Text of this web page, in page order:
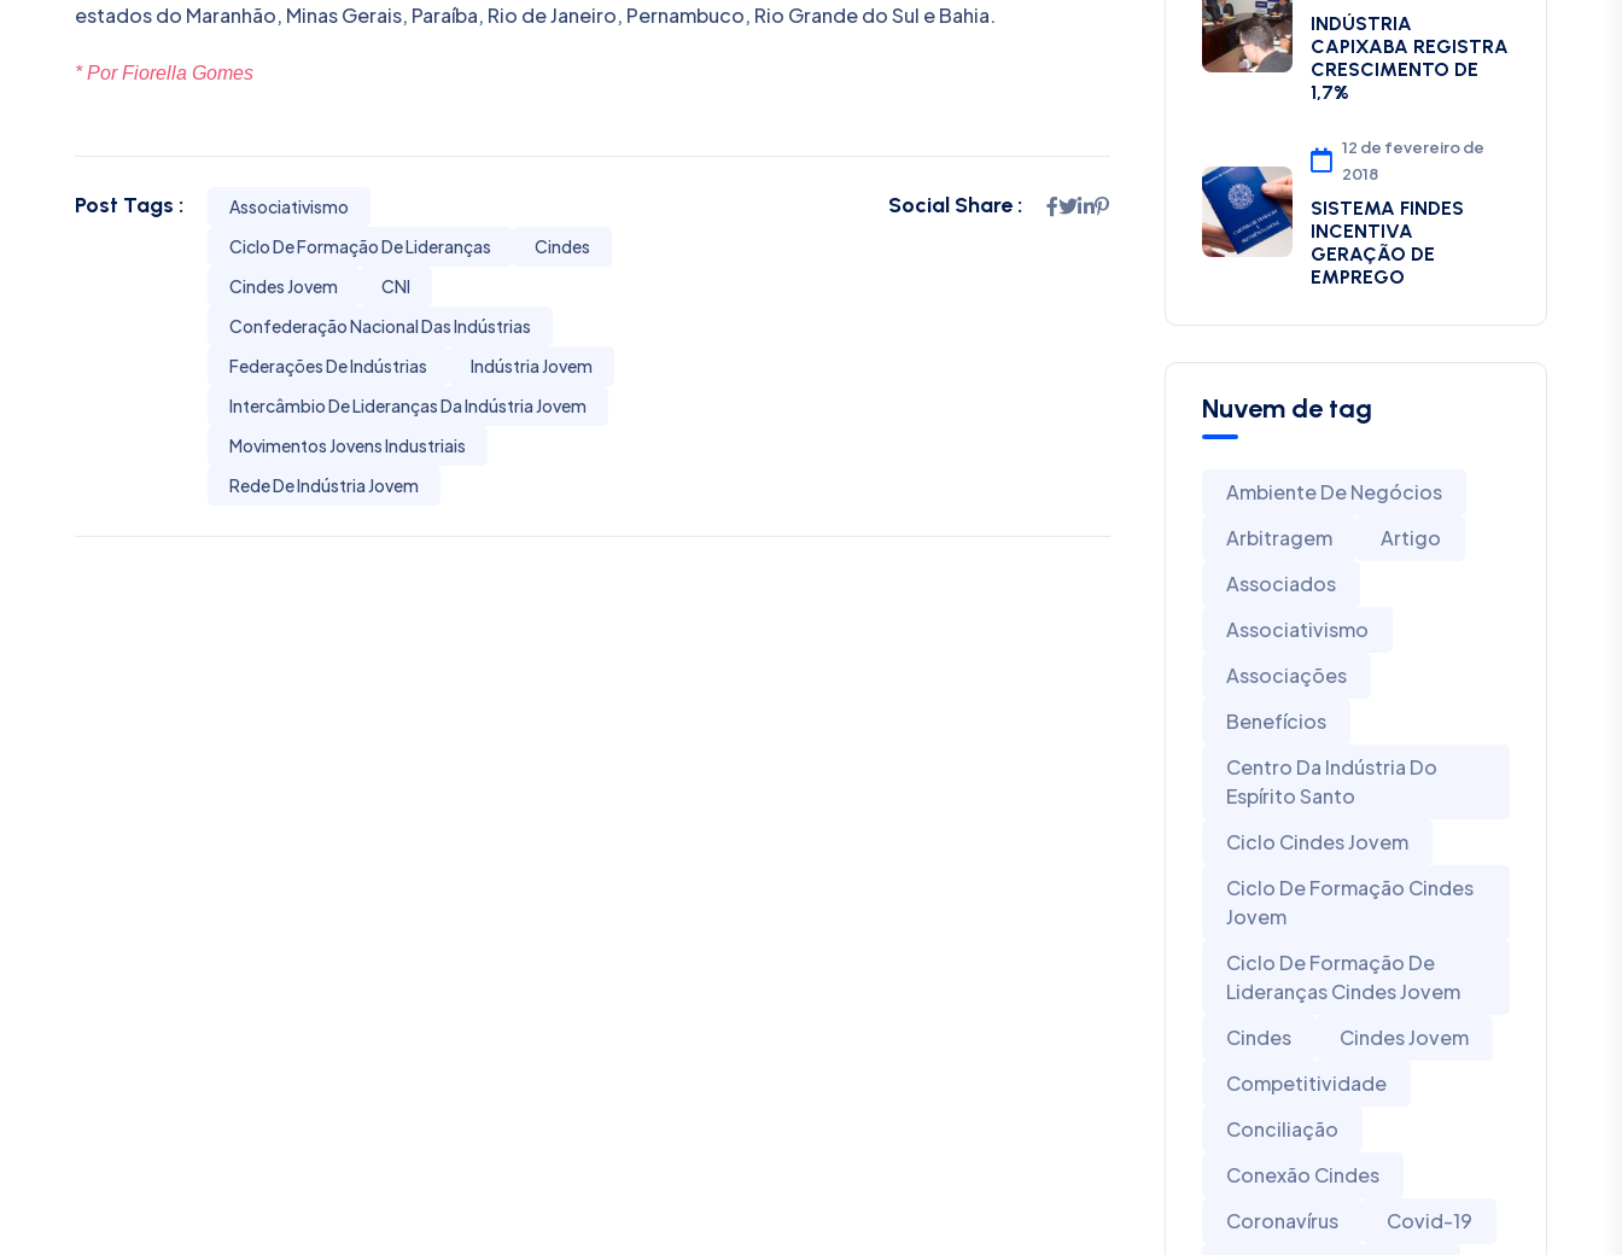
estados do Maranhão, Minas Gerais, Paraíba, Rio de Janeiro, Pernambuco, Rio Grande do Sul e Bahia.
* Por Fiorella Gomes
Post Tags :
Associativismo
Ciclo De Formação De Lideranças
Cindes
Cindes Jovem
CNI
Confederação Nacional Das Indústrias
Federações De Indústrias
Indústria Jovem
Intercâmbio De Lideranças Da Indústria Jovem
Movimentos Jovens Industriais
Rede De Indústria Jovem
Social Share :
INDÚSTRIA
CAPIXABA REGISTRA
CRESCIMENTO DE
1,7%
12 de fevereiro de
2018
SISTEMA FINDES
INCENTIVA
GERAÇÃO DE
EMPREGO
Nuvem de tag
Ambiente De Negócios
Arbitragem
Artigo
Associados
Associativismo
Associações
Benefícios
Centro Da Indústria Do
Espírito Santo
Ciclo Cindes Jovem
Ciclo De Formação Cindes
Jovem
Ciclo De Formação De
Lideranças Cindes Jovem
Cindes
Cindes Jovem
Competitividade
Conciliação
Conexão Cindes
Coronavírus
Covid-19